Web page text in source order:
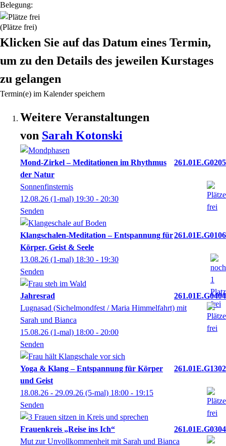
Belegung:
(Plätze frei)
Klicken Sie auf das Datum eines Termin,
um zu den Details des jeweilen Kurstages
zu gelangen
Termin(e) im Kalender speichern
Weitere Veranstaltungen
von Sarah Kotonski
Mond-Zirkel – Meditationen im Rhythmus
der Natur
261.01E.G0205
Sonnenfinsternis
12.08.26 (1-mal) 19:30 - 20:30
Senden
Klangschalen-Meditation – Entspannung für
Körper, Geist & Seele
261.01E.G0106
13.08.26 (1-mal) 18:30 - 19:30
Senden
Jahresrad
261.01E.G0404
Lugnasad (Sichelmondfest / Maria Himmelfahrt) mit
Sarah und Bianca
15.08.26 (1-mal) 18:00 - 20:00
Senden
Yoga & Klang – Entspannung für Körper
und Geist
261.01E.G1302
18.08.26 - 29.09.26 (5-mal) 18:00 - 19:15
Senden
Frauenkreis „Reise ins Ich“
261.01E.G0304
Mut zur Unvollkommenheit mit Sarah und Bianca